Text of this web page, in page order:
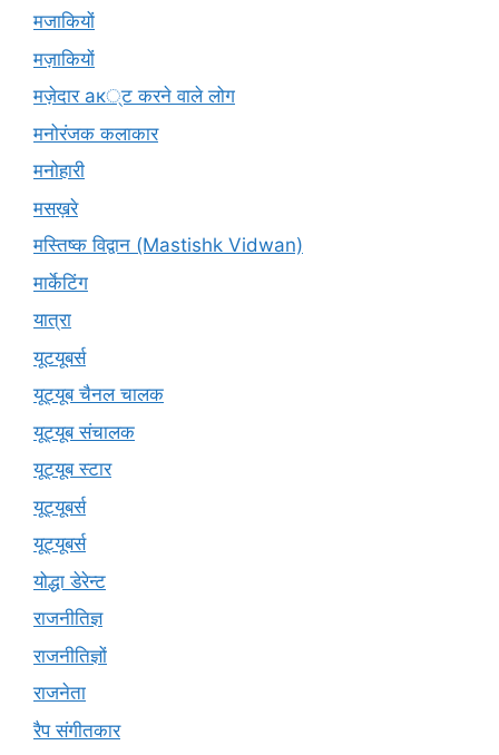
मजाकियों
मज़ाकियों
मज़ेदार ак्ट करने वाले लोग
मनोरंजक कलाकार
मनोहारी
मसख़रे
मस्तिष्क विद्वान (Mastishk Vidwan)
मार्केटिंग
यात्रा
यूटयूबर्स
यूट्यूब चैनल चालक
यूट्यूब संचालक
यूट्यूब स्टार
यूट्यूबर्स
यूट्‍यूबर्स
योद्धा डेरेन्ट
राजनीतिज्ञ
राजनीतिज्ञों
राजनेता
रैप संगीतकार